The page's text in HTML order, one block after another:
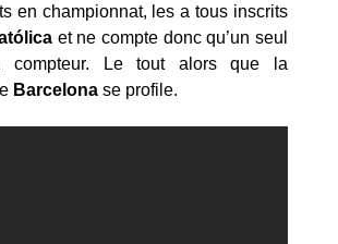
en championnat, les a tous inscrits
et ne compte donc qu’un seul
compteur. Le tout alors que la
Barcelona se profile.